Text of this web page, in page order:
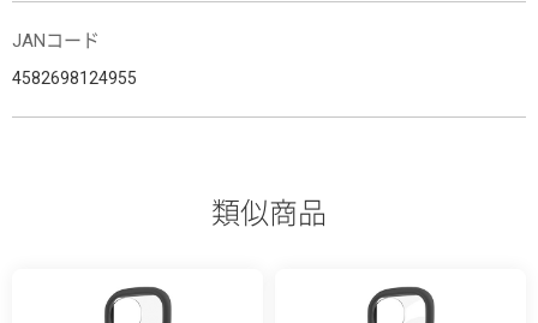
JANコード
4582698124955
類似商品